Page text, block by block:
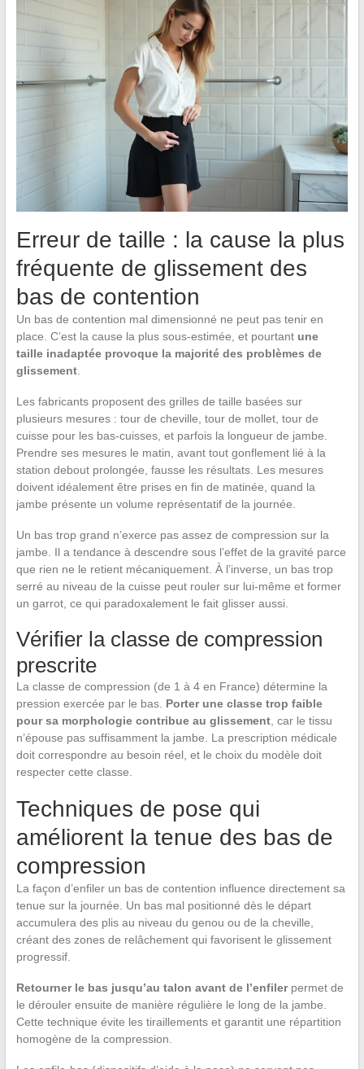
Erreur de taille : la cause la plus
fréquente de glissement des
bas de contention
Un bas de contention mal dimensionné ne peut pas tenir en
place. C’est la cause la plus sous-estimée, et pourtant une
taille inadaptée provoque la majorité des problèmes de
glissement.
Les fabricants proposent des grilles de taille basées sur
plusieurs mesures : tour de cheville, tour de mollet, tour de
cuisse pour les bas-cuisses, et parfois la longueur de jambe.
Prendre ses mesures le matin, avant tout gonflement lié à la
station debout prolongée, fausse les résultats. Les mesures
doivent idéalement être prises en fin de matinée, quand la
jambe présente un volume représentatif de la journée.
Un bas trop grand n’exerce pas assez de compression sur la
jambe. Il a tendance à descendre sous l’effet de la gravité parce
que rien ne le retient mécaniquement. À l’inverse, un bas trop
serré au niveau de la cuisse peut rouler sur lui-même et former
un garrot, ce qui paradoxalement le fait glisser aussi.
Vérifier la classe de compression
prescrite
La classe de compression (de 1 à 4 en France) détermine la
pression exercée par le bas. Porter une classe trop faible
pour sa morphologie contribue au glissement, car le tissu
n’épouse pas suffisamment la jambe. La prescription médicale
doit correspondre au besoin réel, et le choix du modèle doit
respecter cette classe.
Techniques de pose qui
améliorent la tenue des bas de
compression
La façon d’enfiler un bas de contention influence directement sa
tenue sur la journée. Un bas mal positionné dès le départ
accumulera des plis au niveau du genou ou de la cheville,
créant des zones de relâchement qui favorisent le glissement
progressif.
Retourner le bas jusqu’au talon avant de l’enfilerpermet de
le dérouler ensuite de manière régulière le long de la jambe.
Cette technique évite les tiraillements et garantit une répartition
homogène de la compression.